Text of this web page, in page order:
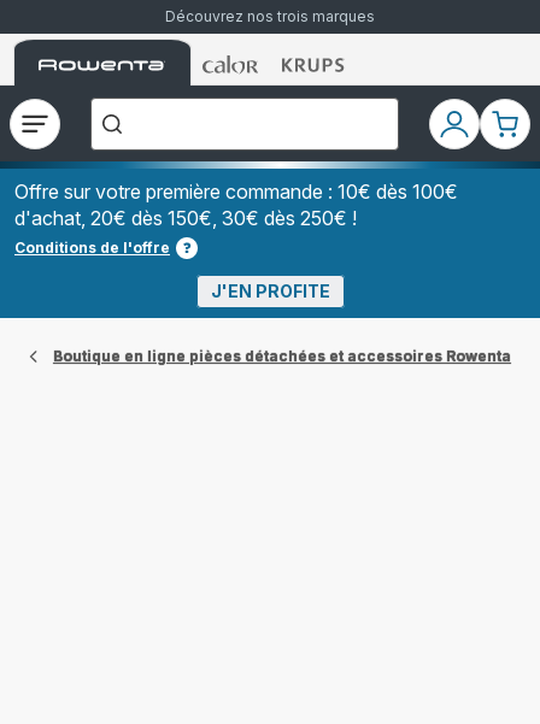
Découvrez nos trois marques
Accueil
Rowenta
Accueil
Rowenta
Accueil
Rowenta
Ouvrir
le
menu
recherchez-
vous
?","Aspirateurs
à
Grains","Centrales
Vapeurs","Sèche
Cheveux"]
Mon
compte
Mon
Offre sur votre première commande : 10€ dès 100€
d'achat, 20€ dès 150€, 30€ dès 250€ !
Conditions de l'offre
J'EN PROFITE
Boutique en ligne pièces détachées et accessoires Rowenta